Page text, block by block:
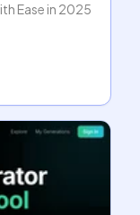
Ease in 2025